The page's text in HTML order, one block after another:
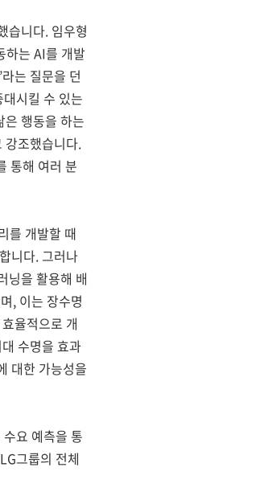
니다. 임우형
하는 AI를 개발
는 질문을 던
시킬 수 있는
행동을 하는
강조했습니다.
통해 여러 분
를 개발할 때
니다. 그러나
닝을 활용해 배
, 이는 장수명
율적으로 개
수명을 효과
대한 가능성을
요 예측을 통
그룹의 전체